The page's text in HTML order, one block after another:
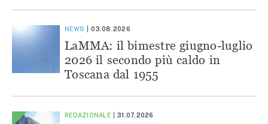
NEWS 03.08.2026
LaMMA: il bimestre giugno-luglio
2026 il secondo più caldo in
Toscana dal 1955
REDAZIONALE 31.07.2026